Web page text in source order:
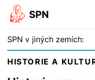
SPN
SPN v jiných zemích:
HISTORIE A